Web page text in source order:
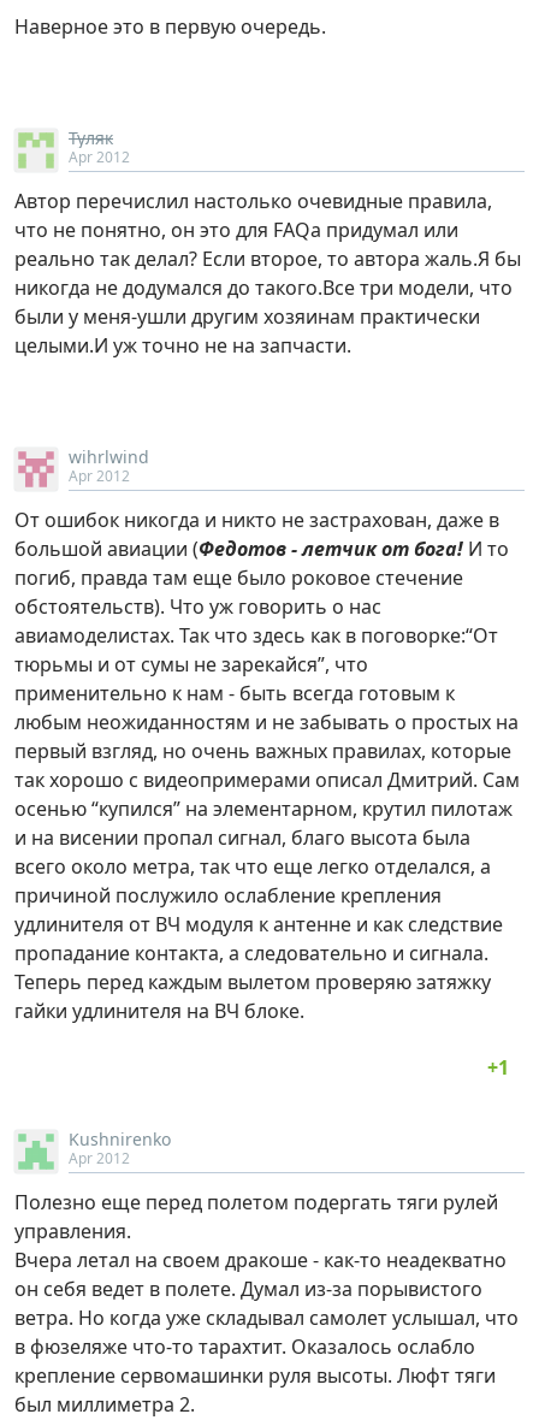
Наверное это в первую очередь.
Туляк
Apr 2012
Автор перечислил настолько очевидные правила,
что не понятно, он это для FAQа придумал или
реально так делал? Если второе, то автора жаль.Я бы
никогда не додумался до такого.Все три модели, что
были у меня-ушли другим хозяинам практически
целыми.И уж точно не на запчасти.
wihrlwind
Apr 2012
От ошибок никогда и никто не застрахован, даже в
большой авиации (Федотов - летчик от бога! И то
погиб, правда там еще было роковое стечение
обстоятельств). Что уж говорить о нас
авиамоделистах. Так что здесь как в поговорке:“От
тюрьмы и от сумы не зарекайся”, что
применительно к нам - быть всегда готовым к
любым неожиданностям и не забывать о простых на
первый взгляд, но очень важных правилах, которые
так хорошо с видеопримерами описал Дмитрий. Сам
осенью “купился” на элементарном, крутил пилотаж
и на висении пропал сигнал, благо высота была
всего около метра, так что еще легко отделался, а
причиной послужило ослабление крепления
удлинителя от ВЧ модуля к антенне и как следствие
пропадание контакта, а следовательно и сигнала.
Теперь перед каждым вылетом проверяю затяжку
гайки удлинителя на ВЧ блоке.
Kushnirenko
Apr 2012
Полезно еще перед полетом подергать тяги рулей
управления.
Вчера летал на своем дракоше - как-то неадекватно
он себя ведет в полете. Думал из-за порывистого
ветра. Но когда уже складывал самолет услышал, что
в фюзеляже что-то тарахтит. Оказалось ослабло
крепление сервомашинки руля высоты. Люфт тяги
был миллиметра 2.